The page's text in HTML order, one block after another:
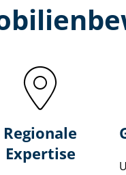
Regionale
Expertise